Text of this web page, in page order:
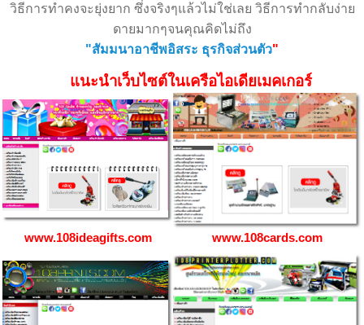
วิธีการทำคงจะยุ่งยาก ซึ่งจริงๆแล้วไม่ใช่เลย วิธีการทำกลับง่าย
ดายมากๆจนคุณคิดไม่ถึง
"สัมมนาอาชีพอิสระ ธุรกิจส่วนตัว"
แนะนำเว็บไซต์ในเครือไอเดียเมคเกอร์
www.108ideagifts.com www.108cards.com